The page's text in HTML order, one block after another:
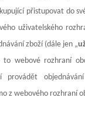
přistupovat do
uživatelského
zboží (dále jen „
webové rozhraní
provádět
z webového rozhraní